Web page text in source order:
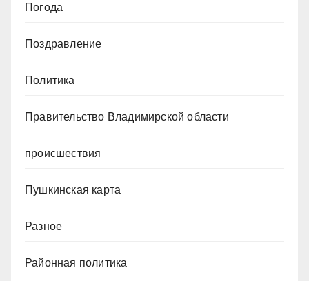
Погода
Поздравление
Политика
Правительство Владимирской области
происшествия
Пушкинская карта
Разное
Районная политика